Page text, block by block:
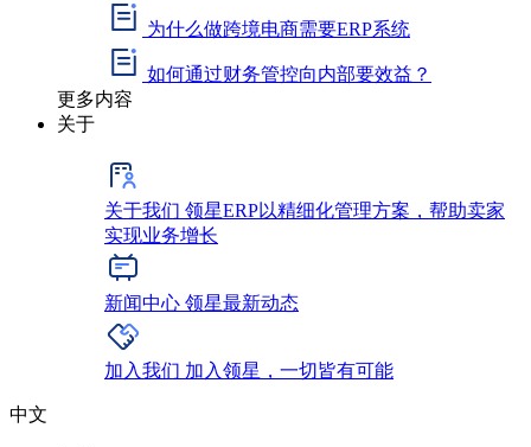
为什么做跨境电商需要ERP系统
如何通过财务管控向内部要效益？
更多内容
关于
关于我们 领星ERP以精细化管理方案，帮助卖家
实现业务增长
新闻中心 领星最新动态
加入我们 加入领星，一切皆有可能
中文